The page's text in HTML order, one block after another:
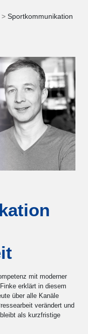
> Sportkommunikation
mit moderner
erklärt in diesem
über alle Kanäle
verändert und
als kurzfristige